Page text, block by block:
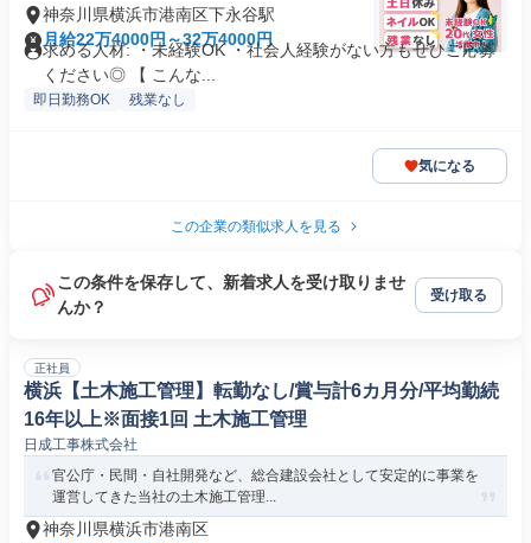
神奈川県横浜市港南区下永谷駅
月給22万4000円～32万4000円
求める人材: ・未経験OK ・社会人経験がない方もぜひご応募
ください◎ 【 こんな...
即日勤務OK 残業なし
気になる
この企業の類似求人を見る
この条件を保存して、新着求人を受け取りませ
んか？
受け取る
正社員
横浜【土木施工管理】転勤なし/賞与計6カ月分/平均勤続
16年以上※面接1回 土木施工管理
日成工事株式会社
官公庁・民間・自社開発など、総合建設会社として安定的に事業を
運営してきた当社の土木施工管理...
神奈川県横浜市港南区